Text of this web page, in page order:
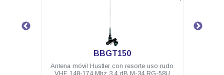
BBGT150
Antena móvil Hustler con resorte uso rudo
VHF 148-174 Mhz 3.4 dB M-34 RG-58U